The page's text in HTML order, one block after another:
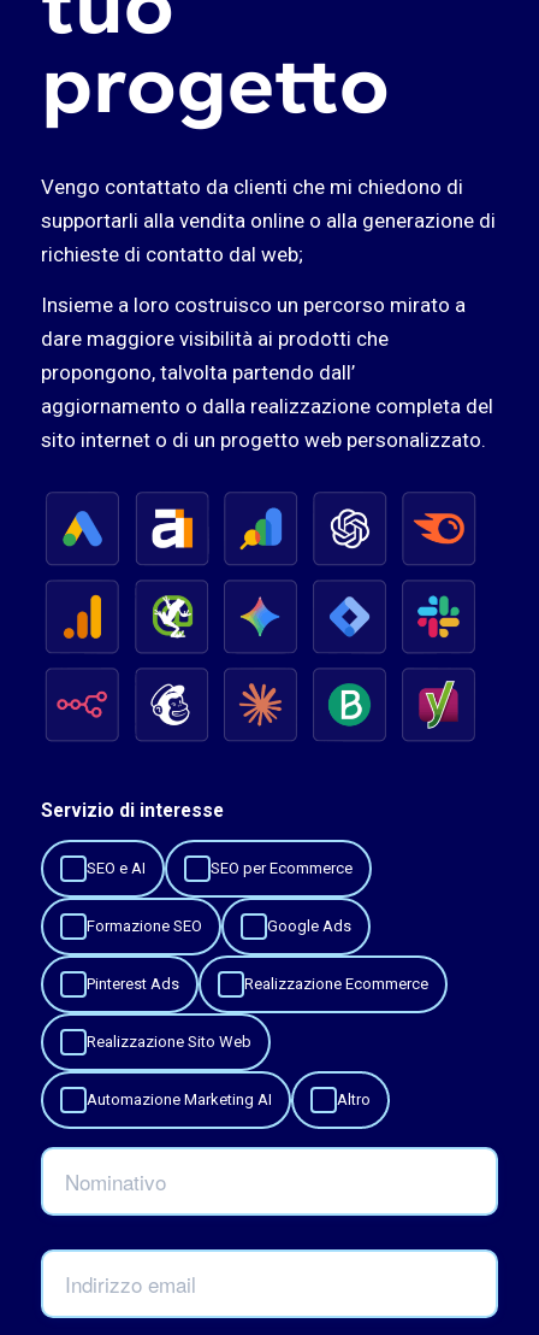
progetto
Vengo contattato da clienti che mi chiedono di
supportarli alla vendita online o alla generazione di
richieste di contatto dal web;
Insieme a loro costruisco un percorso mirato a
dare maggiore visibilità ai prodotti che
propongono, talvolta partendo dall’
aggiornamento o dalla realizzazione completa del
sito internet o di un progetto web personalizzato.
Servizio di interesse
SEO e AI SEO per Ecommerce
Formazione SEO Google Ads
Pinterest Ads Realizzazione Ecommerce
Realizzazione Sito Web
Automazione Marketing AI Altro